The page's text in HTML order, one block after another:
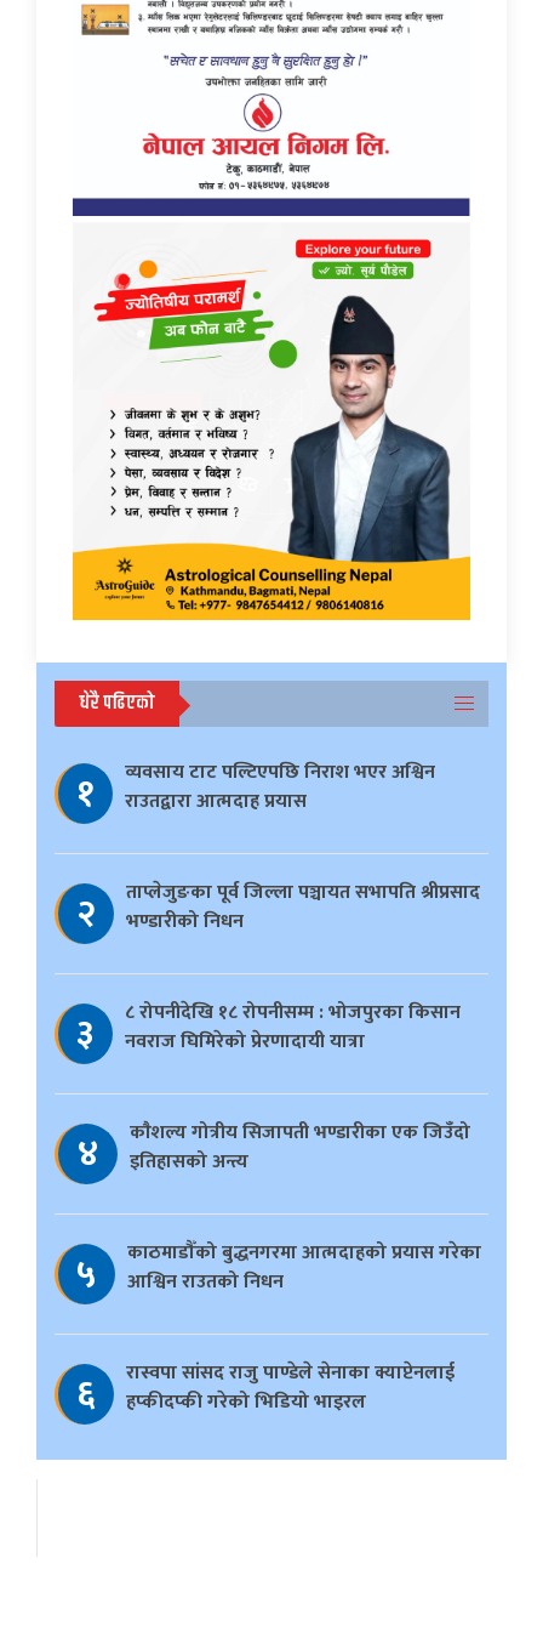
धेरै पढिएको
१
व्यवसाय टाट पल्टिएपछि निराश भएर अश्विन
राउतद्वारा आत्मदाह प्रयास
२
ताप्लेजुङका पूर्व जिल्ला पञ्चायत सभापति श्रीप्रसाद
भण्डारीको निधन
३
८ रोपनीदेखि १८ रोपनीसम्म : भोजपुरका किसान
नवराज घिमिरेको प्रेरणादायी यात्रा
४
काैशल्य गोत्रीय सिजापती भण्डारीका एक जिउँदो
इतिहासको अन्त्य
५
काठमाडौँको बुद्धनगरमा आत्मदाहको प्रयास गरेका
आश्विन राउतको निधन
६
रास्वपा सांसद राजु पाण्डेले सेनाका क्याप्टेनलाई
हप्कीदप्की गरेको भिडियो भाइरल